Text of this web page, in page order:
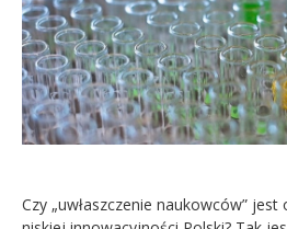
Kandydat
Absolwent
Czy „uwłaszczenie naukowców”